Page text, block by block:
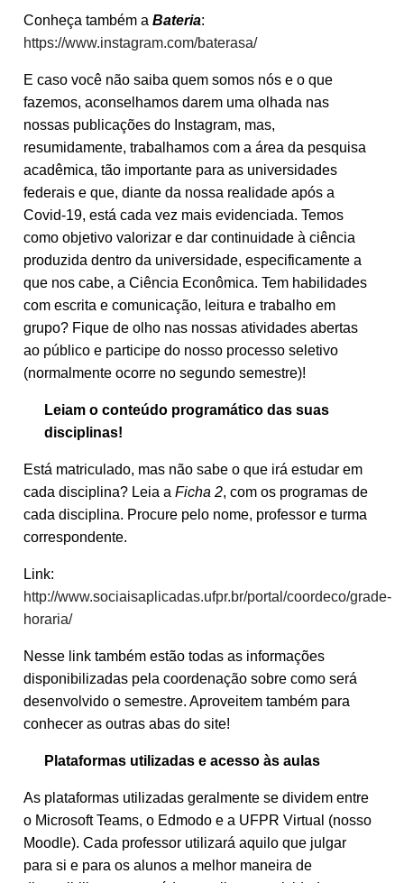
Conheça também a Bateria:
https://www.instagram.com/baterasa/
E caso você não saiba quem somos nós e o que
fazemos, aconselhamos darem uma olhada nas
nossas publicações do Instagram, mas,
resumidamente, trabalhamos com a área da pesquisa
acadêmica, tão importante para as universidades
federais e que, diante da nossa realidade após a
Covid-19, está cada vez mais evidenciada. Temos
como objetivo valorizar e dar continuidade à ciência
produzida dentro da universidade, especificamente a
que nos cabe, a Ciência Econômica. Tem habilidades
com escrita e comunicação, leitura e trabalho em
grupo? Fique de olho nas nossas atividades abertas
ao público e participe do nosso processo seletivo
(normalmente ocorre no segundo semestre)!
Leiam o conteúdo programático das suas
disciplinas!
Está matriculado, mas não sabe o que irá estudar em
cada disciplina? Leia a Ficha 2, com os programas de
cada disciplina. Procure pelo nome, professor e turma
correspondente.
Link:
http://www.sociaisaplicadas.ufpr.br/portal/coordeco/grade-
horaria/
Nesse link também estão todas as informações
disponibilizadas pela coordenação sobre como será
desenvolvido o semestre. Aproveitem também para
conhecer as outras abas do site!
Plataformas utilizadas e acesso às aulas
As plataformas utilizadas geralmente se dividem entre
o Microsoft Teams, o Edmodo e a UFPR Virtual (nosso
Moodle). Cada professor utilizará aquilo que julgar
para si e para os alunos a melhor maneira de